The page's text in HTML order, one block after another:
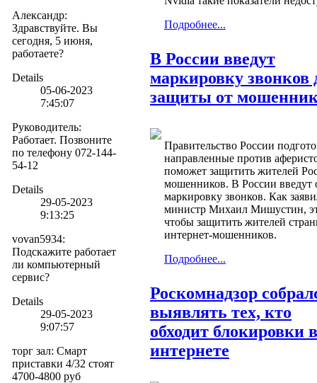
Александр:
Здравствуйте. Вы
сегодня, 5 июня,
работаете?
Details
05-06-2023
7:45:07
Руководитель:
Работает. Позвоните
по телефону 072-144-
54-12
Details
29-05-2023
9:13:25
vovan5934:
Подскажите работает
ли компьютерный
сервис?
Details
29-05-2023
9:07:57
торг зал: Смарт
приставки 4/32 стоят
4700-4800 руб
Подробнее...
В России введут
маркировку звонков
защиты от
Правительство России
направленные против
поможет защитить жителей
мошенников. В России введут
маркировку звонков. Как
министр Михаил Мишустин,
чтобы защитить жителей
интернет-мошенников.
Подробнее...
Роскомнадзор
выявлять тех, кто
обходит блокировки в
интернете